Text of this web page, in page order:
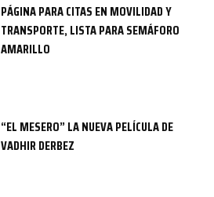
PÁGINA PARA CITAS EN MOVILIDAD Y
TRANSPORTE, LISTA PARA SEMÁFORO
AMARILLO
“EL MESERO” LA NUEVA PELÍCULA DE
VADHIR DERBEZ